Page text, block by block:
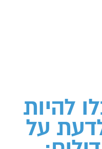
להיות
על